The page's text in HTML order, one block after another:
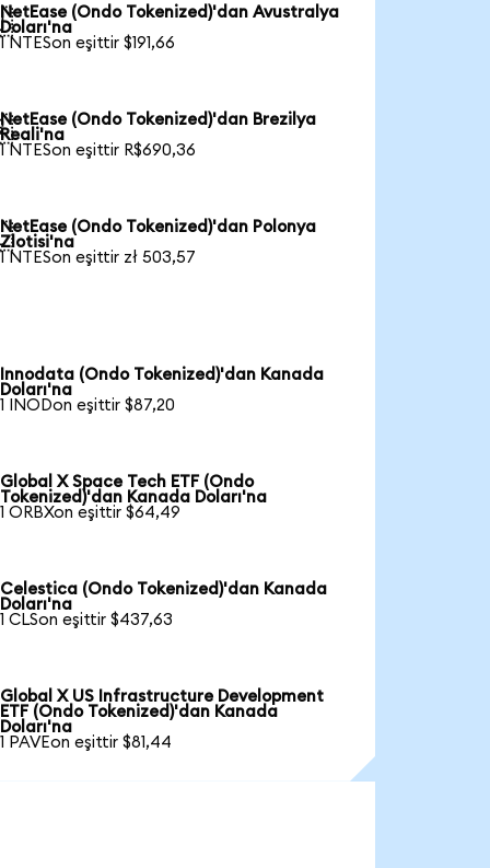
NetEase (Ondo Tokenized)'dan Avustralya
Doları'na
1 NTESon eşittir $191,66
NetEase (Ondo Tokenized)'dan Brezilya
Reali'na
1 NTESon eşittir R$690,36
NetEase (Ondo Tokenized)'dan Polonya
Zlotisi'na
1 NTESon eşittir zł 503,57
Innodata (Ondo Tokenized)'dan Kanada
Doları'na
1 INODon eşittir $87,20
Global X Space Tech ETF (Ondo
Tokenized)'dan Kanada Doları'na
1 ORBXon eşittir $64,49
Celestica (Ondo Tokenized)'dan Kanada
Doları'na
1 CLSon eşittir $437,63
Global X US Infrastructure Development
ETF (Ondo Tokenized)'dan Kanada
Doları'na
1 PAVEon eşittir $81,44